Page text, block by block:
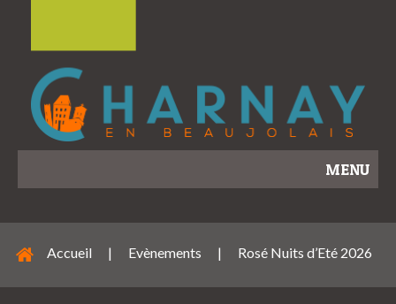
MENU
Accueil | Evènements | Rosé Nuits d’Eté 2026